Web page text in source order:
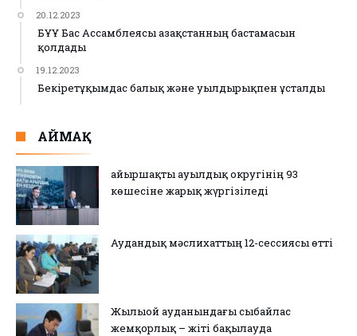
20.12.2023
БҰҰ Бас Ассамблеясы Қазақстанның бастамасын
қолдады
19.12.2023
Бекіретұқымдас балық және уылдырықпен ұсталды
АЙМАҚ
Қайыршақты ауылдық округінің 93
көшесіне жарық жүргізіледі
Аудандық мәслихаттың 12-сессиясы өтті
Жылыой ауданындағы сыбайлас
жемқорлық – жіті бақылауда